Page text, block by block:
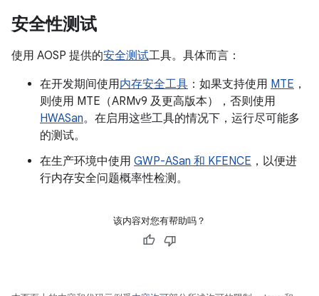
安全性测试
使用 AOSP 提供的安全测试工具。具体而言：
在开发期间使用内存安全工具 ：如果支持使用 MTE ，
则使用 MTE（ARMv9 及更高版本），否则使用
HWASan。在启用这些工具的情况下，运行尽可能多
的测试。
在生产环境中使用 GWP-ASan 和 KFENCE ，以便进
行内存安全问题概率性检测。
该内容对您有帮助吗？